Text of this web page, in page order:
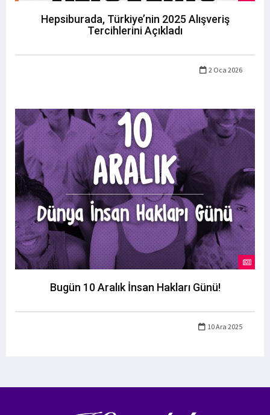
Hepsiburada, Türkiye’nin 2025 Alışveriş
Tercihlerini Açıkladı
2 Oca 2026
Bugün 10 Aralık İnsan Hakları Günü!
10 Ara 2025